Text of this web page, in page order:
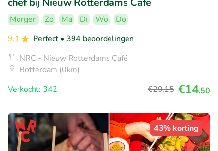
chef bij Nieuw Rotterdams Café
Morgen Zo Ma Di Wo
Do
9.1
Perfect • 394 beoordelingen
NRC - Nieuw Rotterdams Café
Rotterdam (0km)
Verkocht: 342
€29,15 €14,50
43% korting